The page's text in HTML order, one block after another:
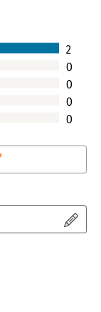
2
0
0
0
0